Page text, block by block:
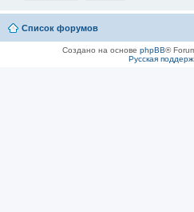
Список форумов
Создано на основе phpBB®
Русская